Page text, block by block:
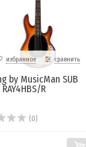
избранное сравнить
by MusicMan SUB
R
(0)